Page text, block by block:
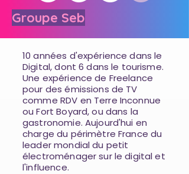
Groupe Seb
10 années d'expérience dans le
Digital, dont 6 dans le tourisme.
Une expérience de Freelance
pour des émissions de TV
comme RDV en Terre Inconnue
ou Fort Boyard, ou dans la
gastronomie. Aujourd'hui en
charge du périmètre France du
leader mondial du petit
électroménager sur le digital et
l'influence.